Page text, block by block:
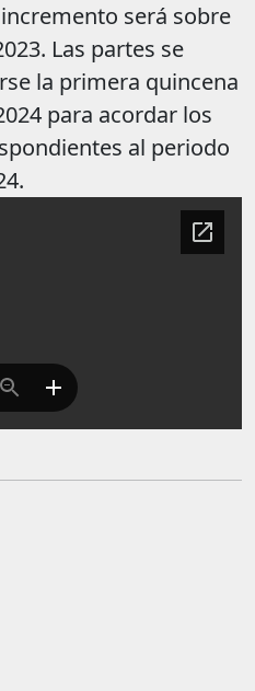
será sobre
Las partes se
la primera quincena
para acordar los
al periodo